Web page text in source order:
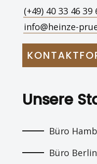
(+49) 40 33 46 39
info@heinze-
Unsere
Büro
Büro Berlin